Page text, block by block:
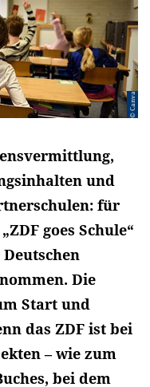
© Canva
und
für
goes Schule“
Die
Start und
das ZDF ist bei
– wie zum
bei dem